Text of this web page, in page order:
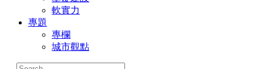
軟實力
專題
專欄
城市觀點